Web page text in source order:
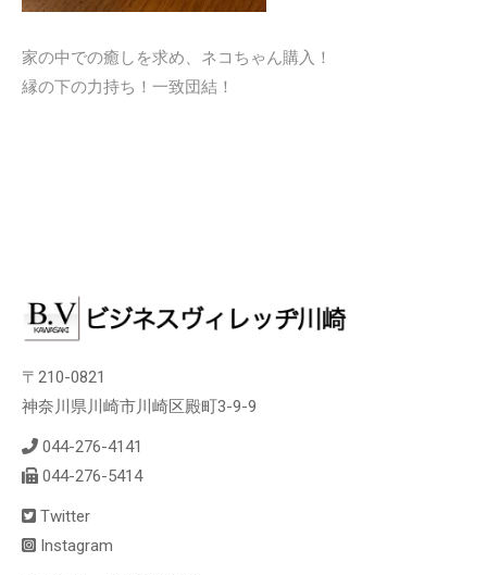
家の中での癒しを求め、ネコちゃん購入！
縁の下の力持ち！一致団結！
〒210-0821
神奈川県川崎市川崎区殿町3-9-9
044-276-4141
044-276-5414
Twitter
Instagram